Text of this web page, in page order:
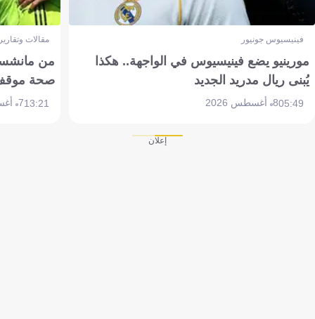
فينيسيوس جونيور
مورينيو يضع فينيسيوس في الواجهة.. هكذا
يُبنى ريال مدريد الجديد
05:498 أغسطس 2026
مقالات
من
صحة موقف
13:217 أغسطس 2026
إعلان